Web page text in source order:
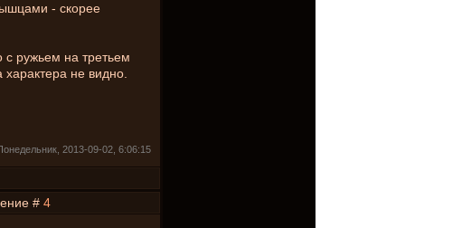
- скорее
ружьем на третьем
характера не видно.
2013-09-02, 6:06:15
# 4